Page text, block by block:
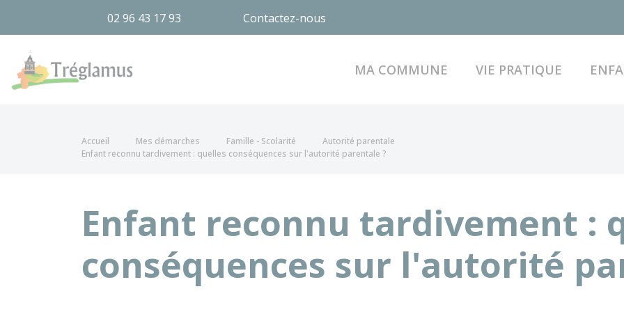
02 96 43 17 93 Contactez-nous
MA COMMUNE VIE PRATIQUE
Accueil Mes démarches Famille - Scolarité
Autorité parentale
Enfant reconnu tardivement : quelles conséquences sur l'autorité parentale ?
Enfant reconnu tardivement :
conséquences sur l'autorité